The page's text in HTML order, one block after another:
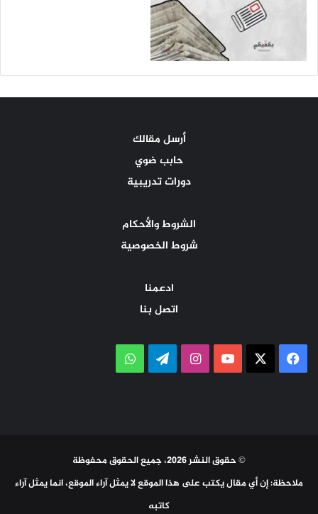
أرسل مقالك
حابب ضوي
دورات تدريبية
الشروط والأحكام
شروط الخصوصية
ادعمنا
اتصل بنا
فيسبوك ‫YouTubeانستقرامتيلقرامواتساب
© حقوق النشر 2026، جميع الحقوق محفوظة
ملاحظة: إن أي مقال يكتب على هذا الموقع لا يمثل آراء الموقع، انما يمثل آراء
كاتبه